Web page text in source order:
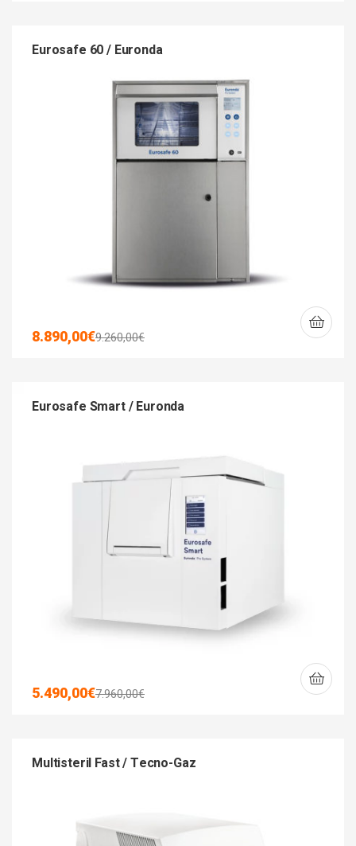
Eurosafe 60 / Euronda
9.260,00€
8.890,00€
Eurosafe Smart / Euronda
7.960,00€
5.490,00€
Multisteril Fast / Tecno-Gaz